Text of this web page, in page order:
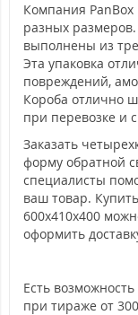
Компания
разных
выполнены из
Эта упаковка
повреждений,
Короба отлично
при перевозке и
Заказать
форму обратной
специалисты
ваш товар.
600х410х400
оформить
Есть
при тираже от